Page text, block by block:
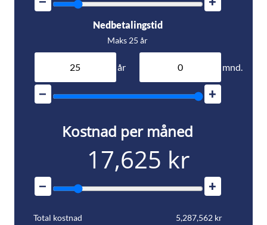
Nedbetalingstid
Maks 25 år
år mnd.
− +
Kostnad per måned
17,625 kr
− +
Total kostnad 5,287,562 kr